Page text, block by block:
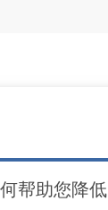
帮助您降低